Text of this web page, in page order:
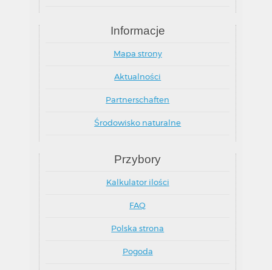
Informacje
Mapa strony
Aktualności
Partnerschaften
Środowisko naturalne
Przybory
Kalkulator ilości
FAQ
Polska strona
Pogoda